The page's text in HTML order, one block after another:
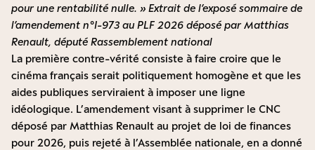
pour une rentabilité nulle. » Extrait de l’exposé sommaire de
l’amendement n°I-973 au PLF 2026 déposé par Matthias
Renault, député Rassemblement national
La première contre-vérité consiste à faire croire que le
cinéma français serait politiquement homogène et que les
aides publiques serviraient à imposer une ligne
idéologique. L’amendement visant à supprimer le CNC
déposé par Matthias Renault au projet de loi de finances
pour 2026, puis rejeté à l’Assemblée nationale, en a donné